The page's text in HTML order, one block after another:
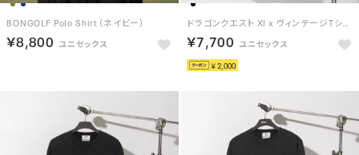
BONGOLF Polo Shirt（ネイビー）
￥8,800
ドラゴンクエスト XI x ヴィンテージTシャツ / DRAGON QUEST XI x VINTAGE TEE 【返品不可商品】（ブラック/グレー）
￥7,700
￥2,000